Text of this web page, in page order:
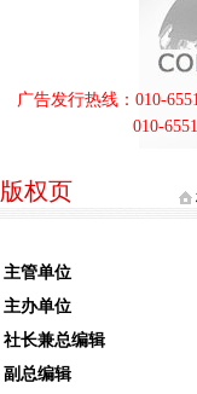
广告发行热线：010-
010-
版权页
主管单位
主办单位
社长兼总编辑
副总编辑